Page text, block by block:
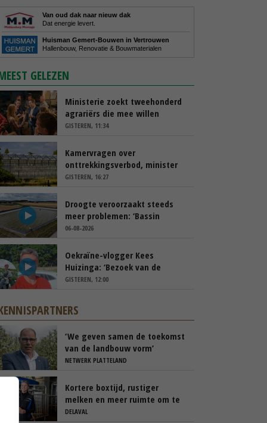
Van oud dak naar nieuw dak
Dat energie levert.
Huisman Gemert-Bouwen in Vertrouwen
Hallenbouw, Renovatie & Bouwmaterialen
GELEZEN
Ministerie zoekt tweehonderd
agrariërs die mee willen
denken
GISTEREN, 11:34
Kamervragen over
onttrekkingsverbod, minister
spreekt van ‘ondernemersrisico’
GISTEREN, 16:27
Droogte veroorzaakt steeds
meer problemen: ‘Bassin
afgelopen week al leeg’
06-08-2026
Oekraïne-vlogger Kees
Huizinga: ‘Bezoek van de
ambassade mag zelf groente
GISTEREN, 12:00
‘We geven samen de toekomst
van de landbouw vorm’
NETWERK PLATTELAND
Kortere boxtijd, rustiger
melken en meer ruimte om te
blijven weiden
DELAVAL